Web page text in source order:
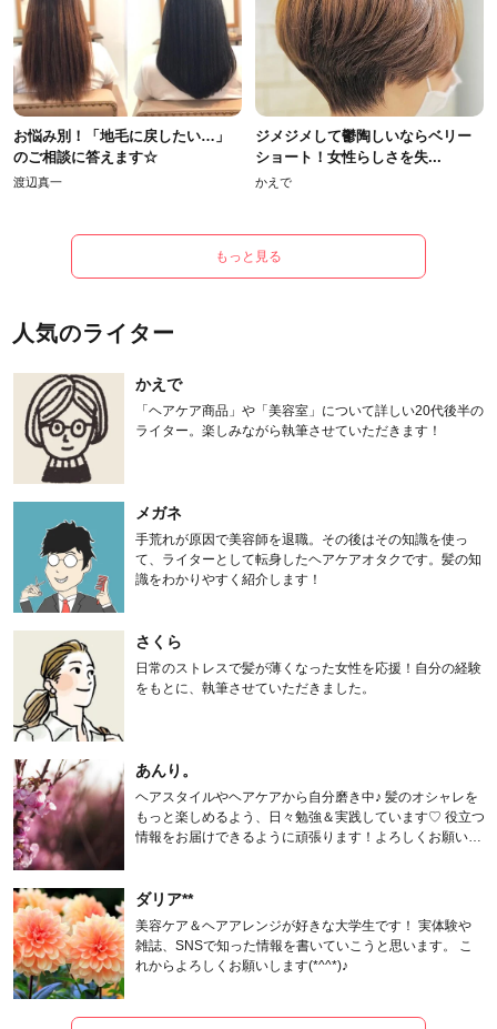
お悩み別！「地毛に戻したい…」
のご相談に答えます☆
渡辺真一
ジメジメして鬱陶しいならベリー
ショート！女性らしさを失...
かえで
もっと見る
人気のライター
かえで
「ヘアケア商品」や「美容室」について詳しい20代後半の
ライター。楽しみながら執筆させていただきます！
メガネ
手荒れが原因で美容師を退職。その後はその知識を使っ
て、ライターとして転身したヘアケアオタクです。髪の知
識をわかりやすく紹介します！
さくら
日常のストレスで髪が薄くなった女性を応援！自分の経験
をもとに、執筆させていただきました。
あんり。
ヘアスタイルやヘアケアから自分磨き中♪ 髪のオシャレを
もっと楽しめるよう、日々勉強＆実践しています♡ 役立つ
情報をお届けできるように頑張ります！よろしくお願いし
ダリア**
美容ケア＆ヘアアレンジが好きな大学生です！ 実体験や
雑誌、SNSで知った情報を書いていこうと思います。 こ
れからよろしくお願いします(*^^*)♪